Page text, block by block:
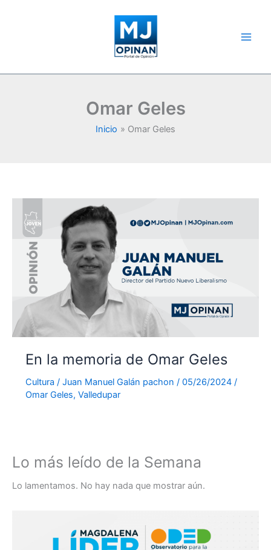
Omar Geles
Inicio Omar Geles
En la memoria de Omar Geles
Cultura / Juan Manuel Galán pachon / 05/26/2024 /
Omar Geles, Valledupar
Lo más leído de la Semana
Lo lamentamos. No hay nada que mostrar aún.